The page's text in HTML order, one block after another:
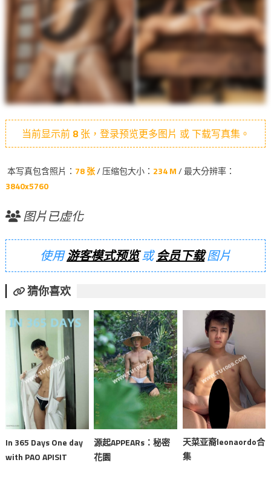
当前显示前 8张，登录预览更多图片 或 下载写真集。
本写真包含照片： 78 张/ 压缩包大小： 234 M/ 最大分辨率：
3840x5760
图片已虚化
使用游客模式预览或会员下载图片
猜你喜欢
In 365 Days One day
with PAO APISIT
源起APPEARs：秘密
花園
天菜亚裔leonaordo合
集